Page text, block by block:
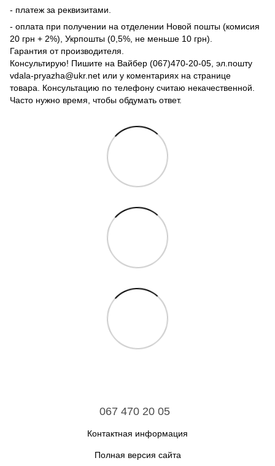
- платеж за реквизитами.
- оплата при получении на отделении Новой пошты (комисия
20 грн + 2%), Укрпошты (0,5%, не меньше 10 грн).
Гарантия от производителя.
Консультирую! Пишите на Вайбер (067)470-20-05, эл.пошту
vdala-pryazha@ukr.net или у коментариях на странице
товара. Консультацию по телефону считаю некачественной.
Часто нужно время, чтобы обдумать ответ.
067 470 20 05
Контактная информация
Полная версия сайта